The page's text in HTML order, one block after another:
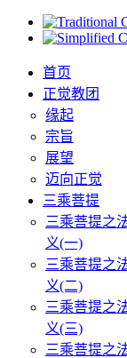
首页
正觉教团
缘起
宗旨
展望
迈向正觉
三乘菩提
三乘菩提之
义(一)
三乘菩提之
义(二)
三乘菩提之
义(三)
三乘菩提之